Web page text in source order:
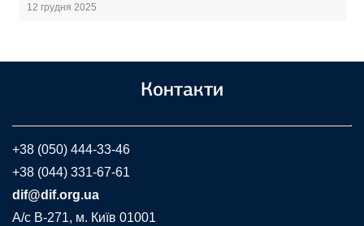
12 грудня 2025
Контакти
+38 (050) 444-33-46
+38 (044) 331-67-61
dif@dif.org.ua
A/c В-271, м. Київ 01001